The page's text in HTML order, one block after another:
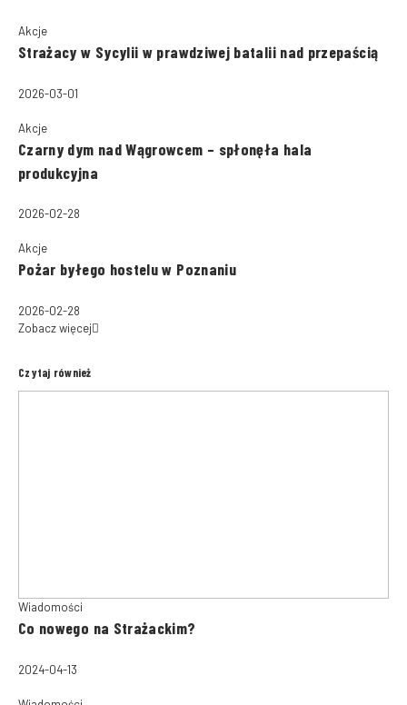
Akcje
Strażacy w Sycylii w prawdziwej batalii nad przepaścią
2026-03-01
Akcje
Czarny dym nad Wągrowcem – spłonęła hala
produkcyjna
2026-02-28
Akcje
Pożar byłego hostelu w Poznaniu
2026-02-28
Zobacz więcej
Czytaj również
Wiadomości
Co nowego na Strażackim?
2024-04-13